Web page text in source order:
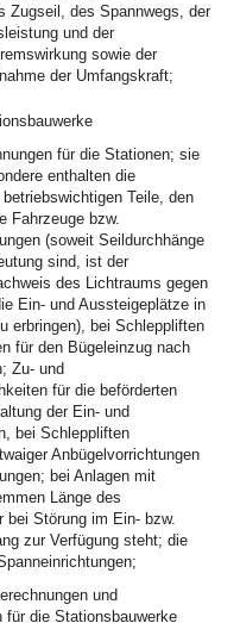
Zugseil, des Spannwegs, der
und der
sowie der
der Umfangskraft;
für die Stationen; sie
enthalten die
Teile, den
Fahrzeuge bzw.
(soweit Seildurchhänge
sind, ist der
des Lichtraums gegen
Ein- und Aussteigeplätze in
erbringen), bei Schleppliften
für den Bügeleinzug nach
Zu- und
für die beförderten
der Ein- und
bei Schleppliften
Anbügelvorrichtungen
bei Anlagen mit
Länge des
bei Störung im Ein- bzw.
zur Verfügung steht; die
und
für die Stationsbauwerke